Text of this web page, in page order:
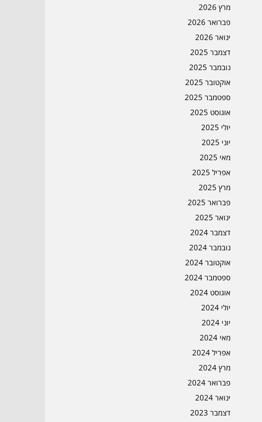
מרץ 2026
פברואר 2026
ינואר 2026
דצמבר 2025
נובמבר 2025
אוקטובר 2025
ספטמבר 2025
אוגוסט 2025
יולי 2025
יוני 2025
מאי 2025
אפריל 2025
מרץ 2025
פברואר 2025
ינואר 2025
דצמבר 2024
נובמבר 2024
אוקטובר 2024
ספטמבר 2024
אוגוסט 2024
יולי 2024
יוני 2024
מאי 2024
אפריל 2024
מרץ 2024
פברואר 2024
ינואר 2024
דצמבר 2023